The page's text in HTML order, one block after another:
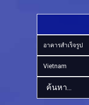
อาคารสำเร็จรูป
Vietnam